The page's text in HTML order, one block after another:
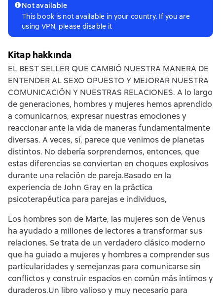
Not available
This book is not available in your country. If you are
using VPN, please disable it
Kitap hakkında
EL BEST SELLER QUE CAMBIÓ NUESTRA MANERA DE
ENTENDER AL SEXO OPUESTO Y MEJORAR NUESTRA
COMUNICACIÓN Y NUESTRAS RELACIONES. A lo largo
de generaciones, hombres y mujeres hemos aprendido
a comunicarnos, expresar nuestras emociones y
reaccionar ante la vida de maneras fundamentalmente
diversas. A veces, sí, parece que venimos de planetas
distintos. No debería sorprendernos, entonces, que
estas diferencias se conviertan en choques explosivos
durante una relación de pareja.Basado en la
experiencia de John Gray en la práctica
psicoterapéutica para parejas e individuos,
Los hombres son de Marte, las mujeres son de Venus
ha ayudado a millones de lectores a transformar sus
relaciones. Se trata de un verdadero clásico moderno
que ha guiado a mujeres y hombres a comprender sus
particularidades y semejanzas para comunicarse sin
conflictos y construir espacios en común más íntimos y
duraderos.Un libro valioso y muy necesario para